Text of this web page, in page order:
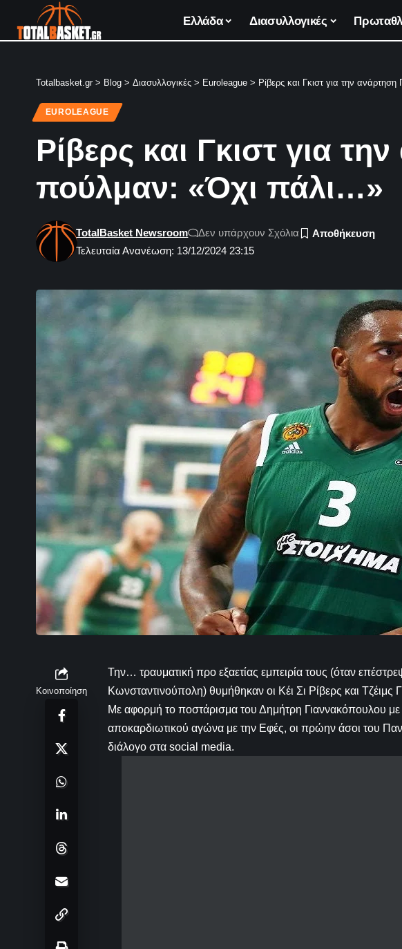
Ελλάδα Διασυλλογικές
Totalbasket.gr > Blog > Διασυλλογικές > Euroleague > Ρίβερς και Γκιστ για την
EUROLEAGUE
Ρίβερς και Γκιστ για
πούλμαν: «Όχι πάλι…»
Τελευταία Ανανέωση: 13/12/2024 23:15
TotalBasket Newsroom Δεν υπάρχουν Σχόλια
Κοινοποίηση
Την… τραυματική προ εξαετίας εμπειρία τους (όταν
Κωνσταντινούπολη) θυμήθηκαν οι Κέι Σι Ρίβερς και Τζέιμς
Με αφορμή το ποστάρισμα του Δημήτρη Γιαννακόπουλου με
αποκαρδιωτικού αγώνα με την Εφές, οι πρώην άσοι του
διάλογο στα social media.